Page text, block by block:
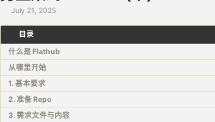
2️⃣ RFC4918 中文翻译
3️⃣ Openwrt DDNS Script - 腾讯云 Tencent Cloud (原 DNSPod)
July 21, 2025
目录
什么是 Flathub
从哪里开始
1. 基本要求
2. 准备 Repo
3. 需求文件与内容